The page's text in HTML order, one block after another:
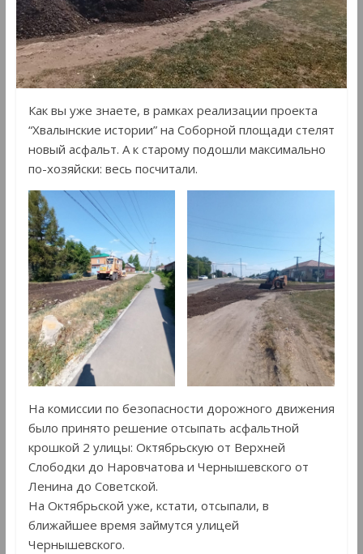
Как вы уже знаете, в рамках реализации проекта
“Хвалынские истории” на Соборной площади стелят
новый асфальт. А к старому подошли максимально
по-хозяйски: весь посчитали.
На комиссии по безопасности дорожного движения
было принято решение отсыпать асфальтной
крошкой 2 улицы: Октябрьскую от Верхней
Слободки до Наровчатова и Чернышевского от
Ленина до Советской.
На Октябрьской уже, кстати, отсыпали, в
ближайшее время займутся улицей
Чернышевского.